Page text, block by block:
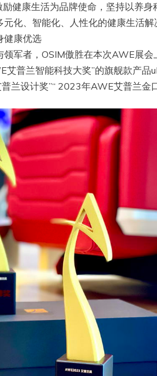
健康生活为品牌使命，坚持以养
化、智能化、人性化的健康生活解
健康优选
军者，OSIM傲胜在本次AWE展
普兰智能科技大奖”的旗舰款产品
兰设计奖”“ 2023年AWE艾普兰金